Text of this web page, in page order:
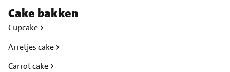
Cake bakken
Cupcake
Arretjes cake
Carrot cake